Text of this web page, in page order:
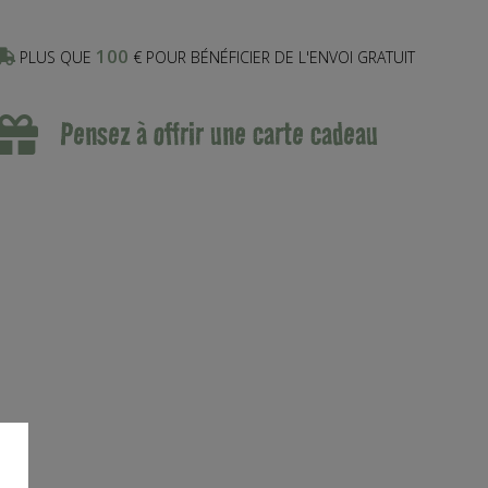
PLUS QUE 100 € POUR BÉNÉFICIER DE L'ENVOI GRATUIT
Pensez à offrir une carte cadeau